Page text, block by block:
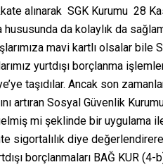
alınarak SGK Kurumu
hususunda da kolaylık da
mavi kartlı olsalar
yurtdışı borçlanma
taşıdılar. Ancak son
artıran Sosyal Güvenlik
mi şeklinde bir uygulama
sigortalılık diye
borçlanmaları BAĞ KUR